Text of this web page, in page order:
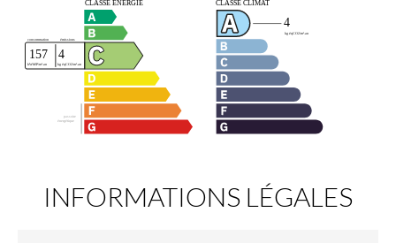
INFORMATIONS LÉGALES